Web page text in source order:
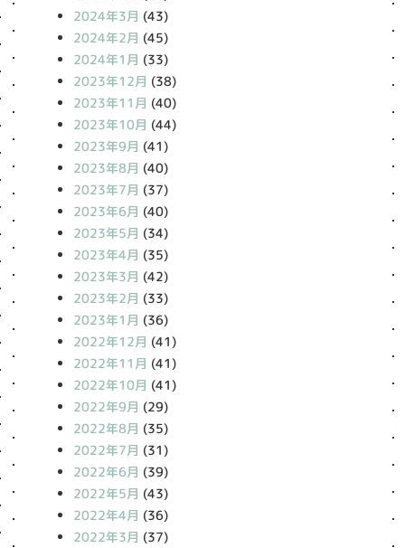
2024年3月 (43)
2024年2月 (45)
2024年1月 (33)
2023年12月 (38)
2023年11月 (40)
2023年10月 (44)
2023年9月 (41)
2023年8月 (40)
2023年7月 (37)
2023年6月 (40)
2023年5月 (34)
2023年4月 (35)
2023年3月 (42)
2023年2月 (33)
2023年1月 (36)
2022年12月 (41)
2022年11月 (41)
2022年10月 (41)
2022年9月 (29)
2022年8月 (35)
2022年7月 (31)
2022年6月 (39)
2022年5月 (43)
2022年4月 (36)
2022年3月 (37)